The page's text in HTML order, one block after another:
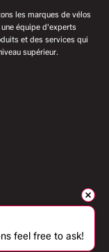
les marques de vélos
équipe d'experts
et des services qui
supérieur.
feel free to ask!